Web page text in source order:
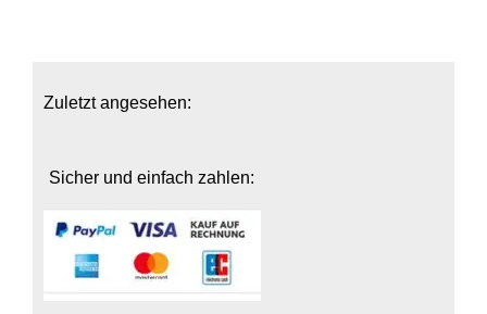
Zuletzt angesehen:
Sicher und einfach zahlen: